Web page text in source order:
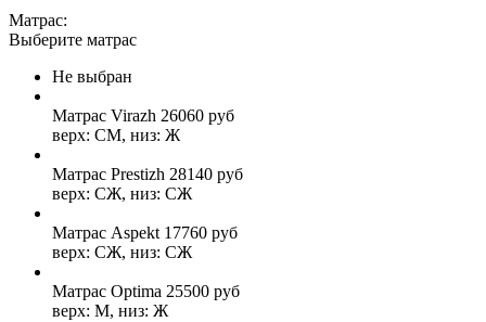
Матрас:
Выберите матрас
Не выбран
Матрас Virazh 26060 руб
верх: СМ, низ: Ж
Матрас Prestizh 28140 руб
верх: СЖ, низ: СЖ
Матрас Aspekt 17760 руб
верх: СЖ, низ: СЖ
Матрас Optima 25500 руб
верх: М, низ: Ж